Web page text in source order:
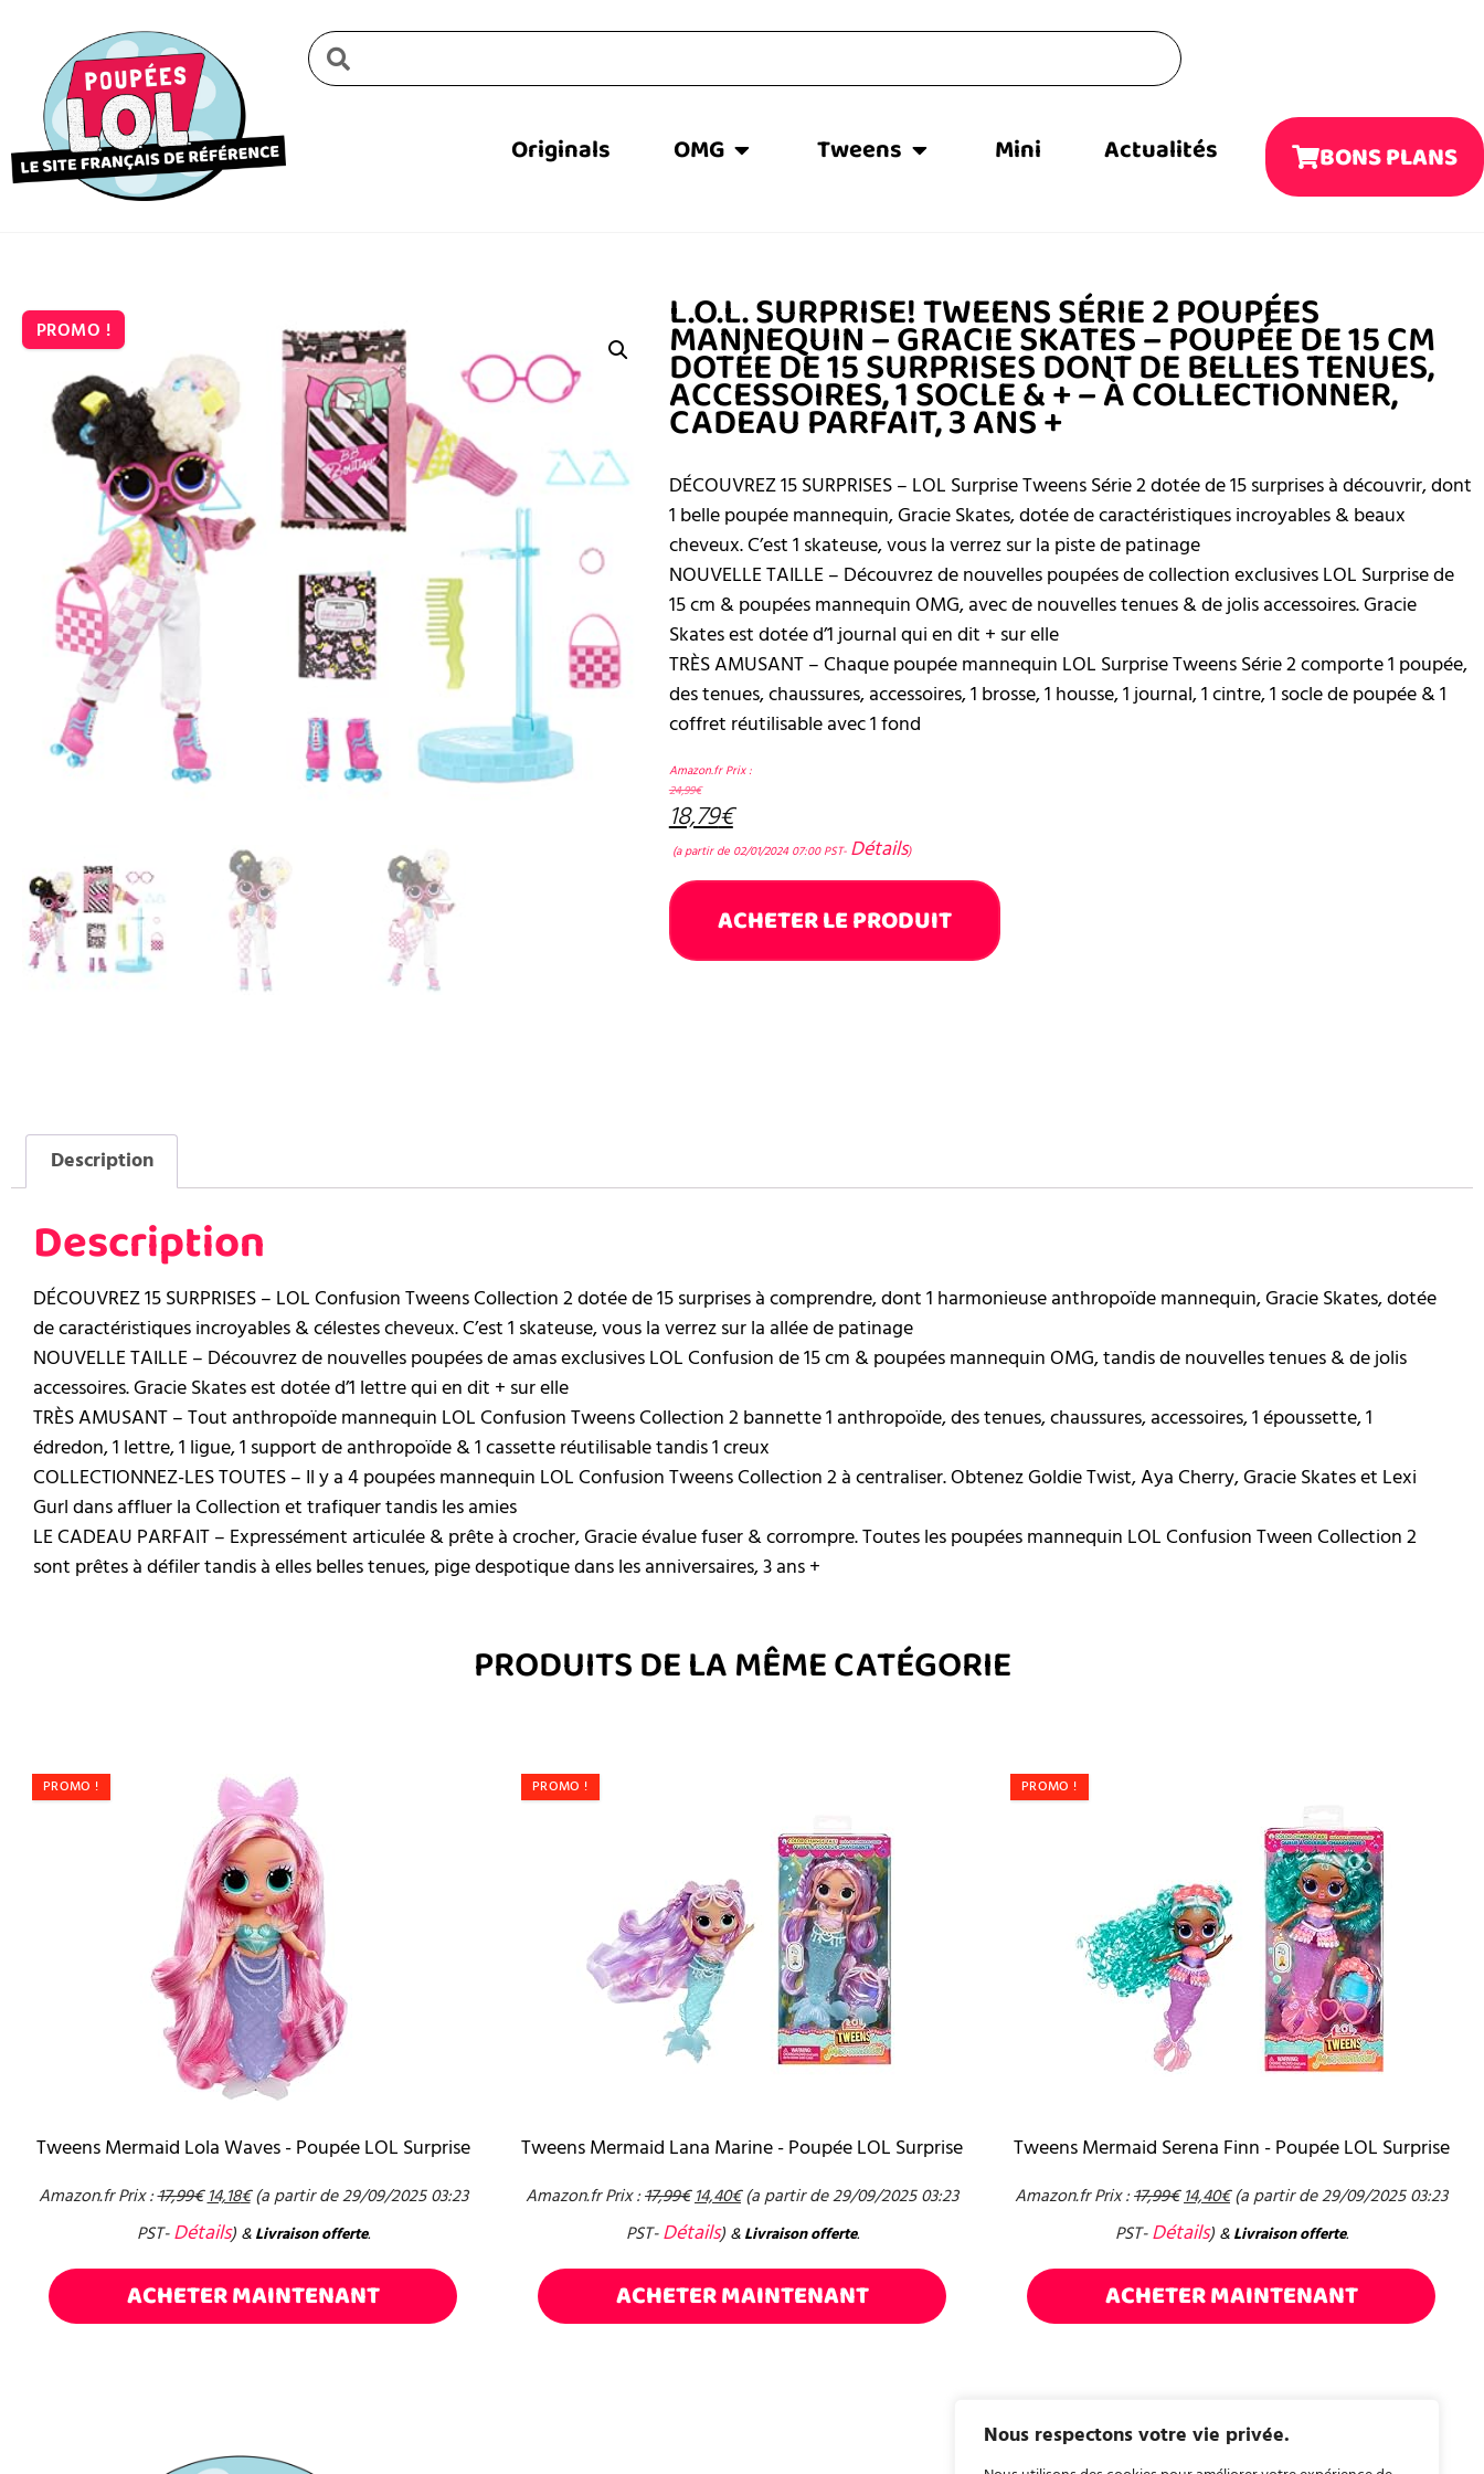
Nous respectons votre vie privée.
Originals OMG Tweens Mini Actualités BONS PLANS
PROMO ! L.O.L. SURPRISE! TWEENS SÉRIE 2 POUPÉES
MANNEQUIN – GRACIE SKATES – POUPÉE DE 15 CM
DOTÉE DE 15 SURPRISES DONT DE BELLES TENUES,
ACCESSOIRES, 1 SOCLE & + – À COLLECTIONNER,
CADEAU PARFAIT, 3 ANS +
DÉCOUVREZ 15 SURPRISES – LOL Surprise Tweens Série 2 dotée de 15 surprises à découvrir, dont
1 belle poupée mannequin, Gracie Skates, dotée de caractéristiques incroyables & beaux
cheveux. C’est 1 skateuse, vous la verrez sur la piste de patinage
NOUVELLE TAILLE – Découvrez de nouvelles poupées de collection exclusives LOL Surprise de
15 cm & poupées mannequin OMG, avec de nouvelles tenues & de jolis accessoires. Gracie
Skates est dotée d’1 journal qui en dit + sur elle
TRÈS AMUSANT – Chaque poupée mannequin LOL Surprise Tweens Série 2 comporte 1 poupée,
des tenues, chaussures, accessoires, 1 brosse, 1 housse, 1 journal, 1 cintre, 1 socle de poupée & 1
coffret réutilisable avec 1 fond
Amazon.fr Prix :
24,99€
18,79€
(a partir de 02/01/2024 07:00 PST- Détails)
ACHETER LE PRODUIT
Description
Description
DÉCOUVREZ 15 SURPRISES – LOL Confusion Tweens Collection 2 dotée de 15 surprises à comprendre, dont 1 harmonieuse anthropoïde mannequin, Gracie Skates, dotée
de caractéristiques incroyables & célestes cheveux. C’est 1 skateuse, vous la verrez sur la allée de patinage
NOUVELLE TAILLE – Découvrez de nouvelles poupées de amas exclusives LOL Confusion de 15 cm & poupées mannequin OMG, tandis de nouvelles tenues & de jolis
accessoires. Gracie Skates est dotée d’1 lettre qui en dit + sur elle
TRÈS AMUSANT – Tout anthropoïde mannequin LOL Confusion Tweens Collection 2 bannette 1 anthropoïde, des tenues, chaussures, accessoires, 1 époussette, 1
édredon, 1 lettre, 1 ligue, 1 support de anthropoïde & 1 cassette réutilisable tandis 1 creux
COLLECTIONNEZ-LES TOUTES – Il y a 4 poupées mannequin LOL Confusion Tweens Collection 2 à centraliser. Obtenez Goldie Twist, Aya Cherry, Gracie Skates et Lexi
Gurl dans affluer la Collection et trafiquer tandis les amies
LE CADEAU PARFAIT – Expressément articulée & prête à crocher, Gracie évalue fuser & corrompre. Toutes les poupées mannequin LOL Confusion Tween Collection 2
sont prêtes à défiler tandis à elles belles tenues, pige despotique dans les anniversaires, 3 ans +
PRODUITS DE LA MÊME CATÉGORIE
Tweens Mermaid Lola Waves - Poupée LOL Surprise
PROMO !
Amazon.fr Prix :17,99€ 14,18€(a partir de 29/09/2025 03:23
PST-Détails) & Livraison offerte.
ACHETER MAINTENANT
Tweens Mermaid Lana Marine - Poupée LOL Surprise
PROMO !
Amazon.fr Prix :17,99€ 14,40€(a partir de 29/09/2025 03:23
PST-Détails) & Livraison offerte.
ACHETER MAINTENANT
Tweens Mermaid Serena Finn - Poupée LOL Surprise
PROMO !
Amazon.fr Prix :17,99€ 14,40€(a partir de 29/09/2025 03:23
PST-Détails) & Livraison offerte.
ACHETER MAINTENANT